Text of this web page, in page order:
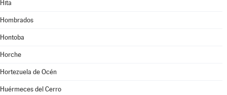
Hita
Hombrados
Hontoba
Horche
Hortezuela de Océn
Huérmeces del Cerro